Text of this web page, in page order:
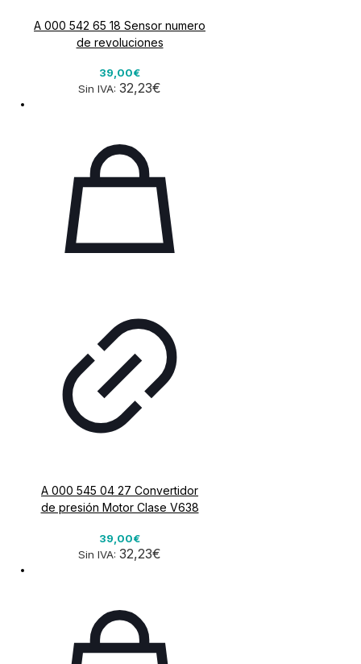
A 000 542 65 18 Sensor numero
de revoluciones
39,00€
Sin IVA:32,23€
A 000 545 04 27 Convertidor
de presión Motor Clase V638
39,00€
Sin IVA:32,23€